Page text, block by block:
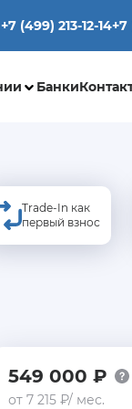
+7 (499) 213-12-14+7
Банки
Trade-In как
первый взнос
549 000 ₽
от 7 215 ₽/ мес.